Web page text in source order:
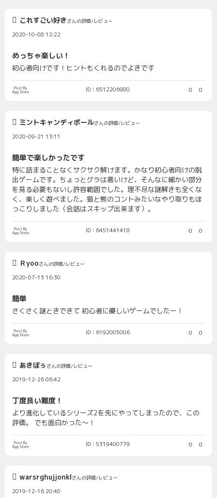
これすごい好きさんの評価/レビュー
2020-10-08 12:22
めっちゃ楽しい！
初心者向けです！ヒントもくれるのでよきです
Post By
App Store ID：6512206980 0 0
ミントキャンディボールさんの評価/レビュー
2020-09-21 13:11
簡単で楽しかったです
特に詰まることなくサクサク解けます。かなり初心者向けの脱
出ゲームです。ちょっとグラは悪いけど、そんなに細かい部分
を見る必要もないし許容範囲でした。理不尽な謎解きも全くな
く、楽しく遊べました。猫と熊のコントみたいなやり取りもほ
っこりしました（会話はスキップ出来ます）。
Post By
App Store ID：6451441418 0 0
Ｒyooさんの評価/レビュー
2020-07-13 16:30
簡単
さくさく謎ときできて 初心者に優しいゲームでしたー！
Post By
App Store ID：6192005006 0 0
あきぼぅ さんの評価/レビュー
2019-12-26 06:42
丁度良い難度！
より進化しているシリーズ2を先にやってしまったので、この
評価。 でも面白かった〜！
Post By
App Store ID：5319400779 0 0
warsrghujjonklさんの評価/レビュー
2019-12-16 20:40